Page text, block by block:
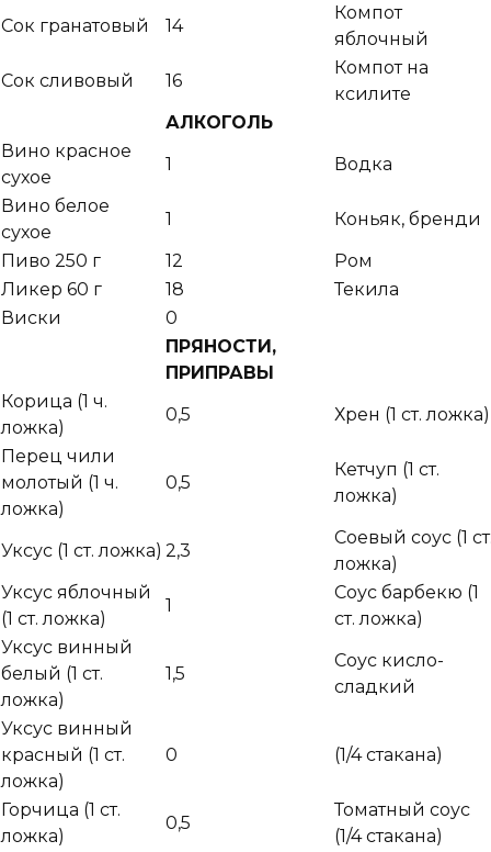
Сок гранатовый
14
Компот
яблочный
Сок сливовый
16
Компот на
ксилите
АЛКОГОЛЬ
Вино красное
сухое
1
Водка
Вино белое
сухое
1
Коньяк, бренди
Пиво 250 г
12
Ром
Ликер 60 г
18
Текила
Виски
0
ПРЯНОСТИ,
ПРИПРАВЫ
Корица (1 ч.
ложка)
0,5
Хрен (1 ст. ложка)
Перец чили
молотый (1 ч.
ложка)
0,5
Кетчуп (1 ст.
ложка)
Уксус (1 ст. ложка) 2,3
Соевый соус (1
ложка)
Уксус яблочный
(1 ст. ложка)
1
Соус барбекю (1
ст. ложка)
Уксус винный
белый (1 ст.
ложка)
1,5
Соус кисло-
сладкий
Уксус винный
красный (1 ст.
ложка)
0 (1/4 стакана)
Горчица (1 ст.
ложка)
0,5
Томатный соус
(1/4 стакана)